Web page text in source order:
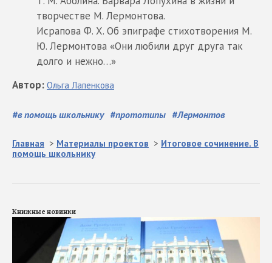
творчестве М. Лермонтова.
Исрапова Ф. Х. Об эпиграфе стихотворения М.
Ю. Лермонтова «Они любили друг друга так
долго и нежно…»
#в помощь школьнику #прототипы #Лермонтов
Автор: Ольга Лапенкова
Главная > Материалы проектов > Итоговое сочинение. В
помощь школьнику
Книжные новинки